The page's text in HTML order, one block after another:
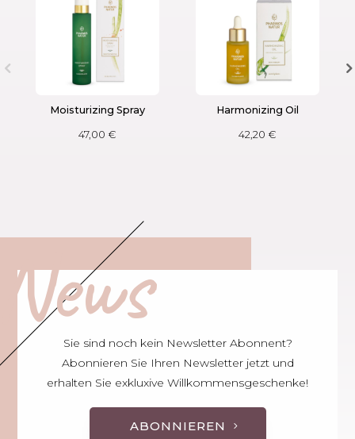
Moisturizing Spray
47,00€
Harmonizing Oil
42,20€
Sie sind noch kein Newsletter Abonnent?
Abonnieren Sie Ihren Newsletter jetzt und
erhalten Sie exkluxive Willkommensgeschenke!
ABONNIEREN